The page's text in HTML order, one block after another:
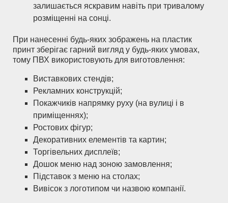
залишається яскравим навіть при тривалому
розміщенні на сонці.
При нанесенні будь-яких зображень на пластик
принт зберігає гарний вигляд у будь-яких умовах,
тому ПВХ використовують для виготовлення:
Виставкових стендів;
Рекламних конструкцій;
Покажчиків напрямку руху (на вулиці і в
приміщеннях);
Ростових фігур;
Декоративних елементів та картин;
Торгівельних дисплеїв;
Дошок меню над зоною замовлення;
Підставок з меню на столах;
Вивісок з логотипом чи назвою компанії.